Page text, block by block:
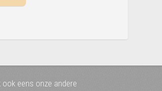
ook eens onze andere